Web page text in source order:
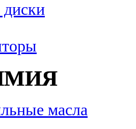
масла